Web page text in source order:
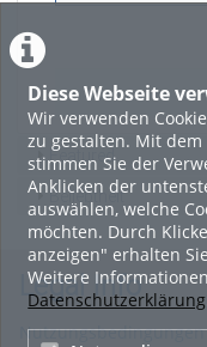
Diese Webseite
Wir verwenden
zu gestalten. Mit
stimmen Sie der
Anklicken der
auswählen, welche
möchten. Durch
anzeigen" erhalten
Weitere
Datenschutzerklärung
Featured
Beliebtheit
Legal Info
Nutzungsbedingungen